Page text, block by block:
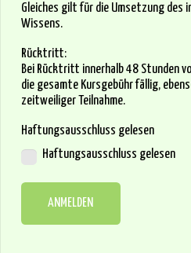
Gleiches gilt für die Umsetzung des
Wissens.
Rücktritt:
Bei Rücktritt innerhalb 48 Stunden
die gesamte Kursgebühr fällig,
zeitweiliger Teilnahme.
Haftungsausschluss gelesen
Haftungsausschluss gelesen